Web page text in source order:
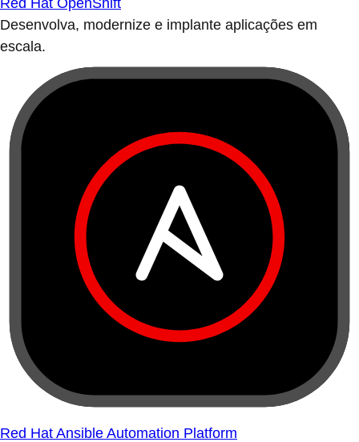
Red Hat OpenShift
Desenvolva, modernize e implante aplicações em
escala.
Red Hat Ansible Automation Platform